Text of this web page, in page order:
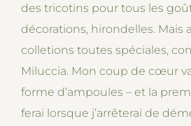
des tricotins pour tous les
décorations, hirondelles. Mais
colletions toutes spéciales,
Miluccia. Mon coup de cœur
forme d’ampoules – et la
ferai lorsque j’arrêterai de